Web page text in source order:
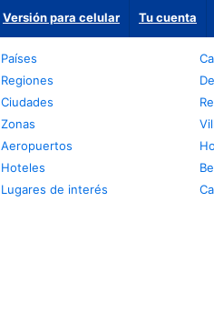
Versión para celular Tu cuenta
Países
Regiones
Ciudades
Zonas
Aeropuertos
Hoteles
Lugares de interés